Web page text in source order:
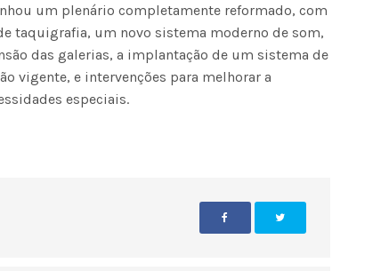
um plenário completamente reformado, com
taquigrafia, um novo sistema moderno de som,
das galerias, a implantação de um sistema de
vigente, e intervenções para melhorar a
especiais.